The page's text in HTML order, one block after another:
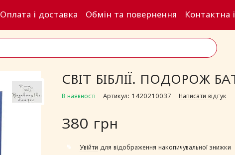
Оплата і доставка Обмін та повернення Контактна
СВІТ БІБЛІЇ. ПОДОРОЖ
В наявності Артикул: 1420210037 Написати відгук
380 грн
% Увійти для відображення накопичувальної знижки